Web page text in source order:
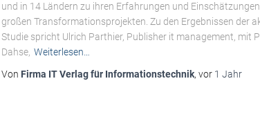
und in 14 Ländern zu ihren Erfahrungen und
großen Transformationsprojekten. Zu den Ergebnissen der
Studie spricht Ulrich Parthier, Publisher it management, mit
Dahse, Weiterlesen…
Von Firma IT Verlag für Informationstechnik, vor 1 Jahr